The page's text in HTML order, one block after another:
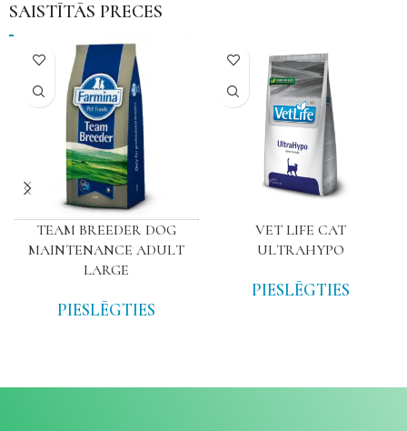
SAISTĪTĀS PRECES
TEAM BREEDER DOG
MAINTENANCE ADULT
LARGE
PIESLĒGTIES
VET LIFE CAT
ULTRAHYPO
PIESLĒGTIES